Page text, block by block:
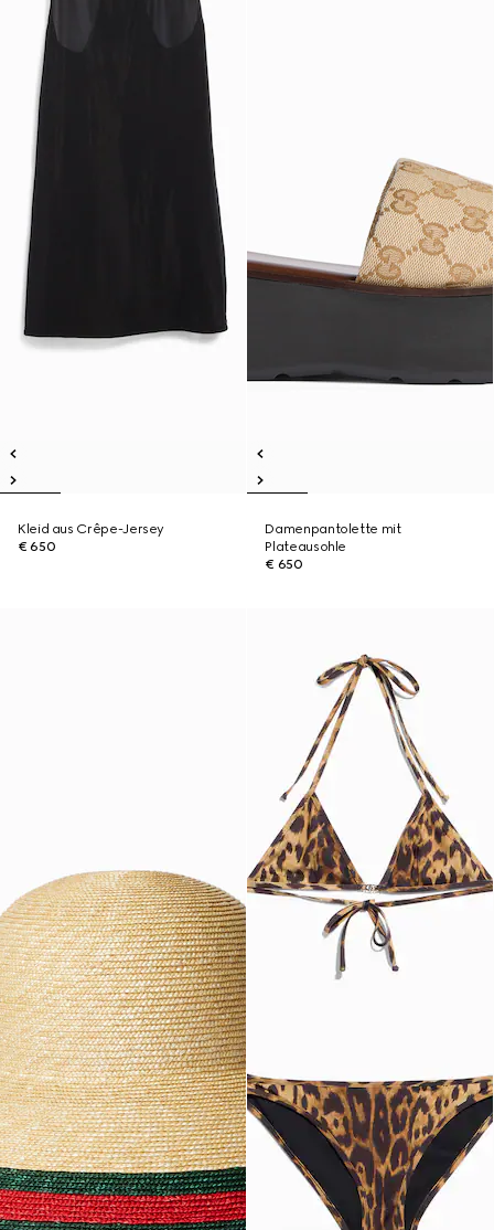
Kleid aus Crêpe-Jersey
€ 650
Damenpantolette mit
Plateausohle
€ 650